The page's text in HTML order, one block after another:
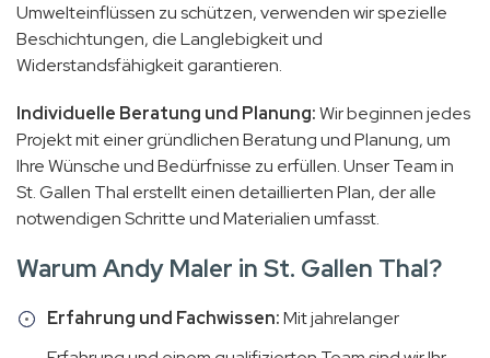
Umwelteinflüssen zu schützen, verwenden wir spezielle
Beschichtungen, die Langlebigkeit und
Widerstandsfähigkeit garantieren.
Individuelle Beratung und Planung:Wir beginnen jedes
Projekt mit einer gründlichen Beratung und Planung, um
Ihre Wünsche und Bedürfnisse zu erfüllen. Unser Team in
St. Gallen Thal erstellt einen detaillierten Plan, der alle
notwendigen Schritte und Materialien umfasst.
Warum Andy Maler in St. Gallen Thal?
Erfahrung und Fachwissen:Mit jahrelanger